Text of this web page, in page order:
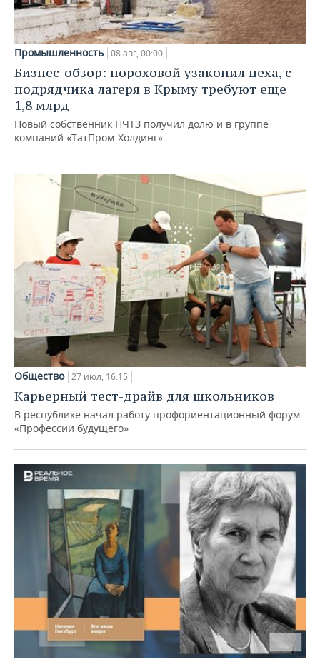
Промышленность 08 авг, 00:00
Бизнес-обзор: пороховой узаконил цеха, с
подрядчика лагеря в Крыму требуют еще
1,8 млрд
Новый собственник НЧТЗ получил долю и в группе
компаний «ТатПром-Холдинг»
Общество 27 июл, 16:15
Карьерный тест-драйв для школьников
В республике начал работу профориентационный форум
«Профессии будущего»